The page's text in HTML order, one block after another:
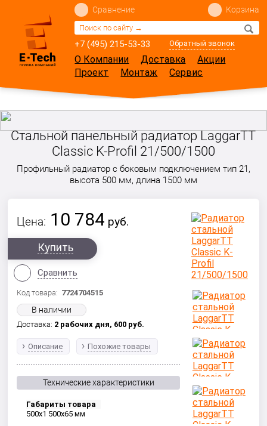
+7 (495) 215-53-33 Обратный звонок
Сравнение Корзина
О Компании Доставка
Акции
Проект
Монтаж Сервис
Стальной панельный радиатор LaggarTT
Classic K-Profil 21/500/1500
Профильный радиатор с боковым подключением тип 21,
высота 500 мм, длина 1500 мм
Цена: 10 784 руб.
Купить
Сравнить
Код товара: 7724704515
В наличии
Доставка: 2 рабочих дня, 600 руб.
Описание Похожие товары
Технические характеристики
Габариты товара
500x1 500x65 мм